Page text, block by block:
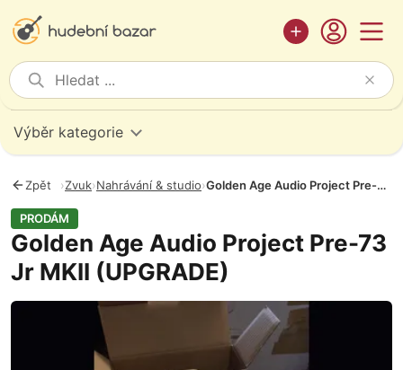
Výběr kategorie
Zpět ›Zvuk›Nahrávání & studio› Golden Age Audio Project Pre-73 Jr MKII (UPGRADE)
PRODÁM
Golden Age Audio Project Pre-73
Jr MKII (UPGRADE)
Fotografie